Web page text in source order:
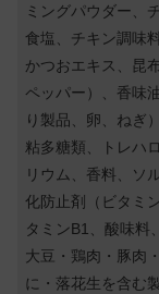
ミングパウダー、
食塩、チキン調味
かつおエキス、昆
ペッパー）、香味
り製品、卵、ねぎ
粘多糖類、トレハ
リウム、香料、ソ
化防止剤（ビタミ
タミンB1、酸味料
大豆・鶏肉・豚肉
に・落花生を含む